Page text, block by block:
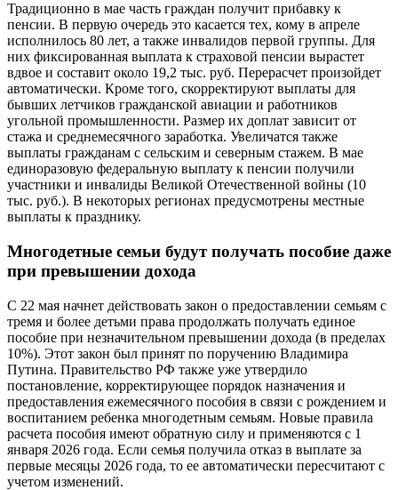
Традиционно в мае часть граждан получит прибавку к
пенсии. В первую очередь это касается тех, кому в апреле
исполнилось 80 лет, а также инвалидов первой группы. Для
них фиксированная выплата к страховой пенсии вырастет
вдвое и составит около 19,2 тыс. руб. Перерасчет произойдет
автоматически. Кроме того, скорректируют выплаты для
бывших летчиков гражданской авиации и работников
угольной промышленности. Размер их доплат зависит от
стажа и среднемесячного заработка. Увеличатся также
выплаты гражданам с сельским и северным стажем. В мае
единоразовую федеральную выплату к пенсии получили
участники и инвалиды Великой Отечественной войны (10
тыс. руб.). В некоторых регионах предусмотрены местные
выплаты к празднику.
Многодетные семьи будут получать пособие даже
при превышении дохода
С 22 мая начнет действовать закон о предоставлении семьям с
тремя и более детьми права продолжать получать единое
пособие при незначительном превышении дохода (в пределах
10%). Этот закон был принят по поручению Владимира
Путина. Правительство РФ также уже утвердило
постановление, корректирующее порядок назначения и
предоставления ежемесячного пособия в связи с рождением и
воспитанием ребенка многодетным семьям. Новые правила
расчета пособия имеют обратную силу и применяются с 1
января 2026 года. Если семья получила отказ в выплате за
первые месяцы 2026 года, то ее автоматически пересчитают с
учетом изменений.